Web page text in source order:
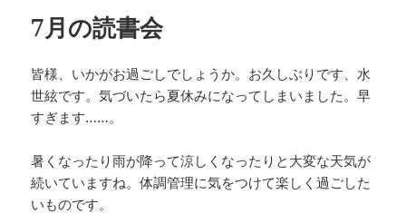
7月の読書会
皆様、いかがお過ごしでしょうか。お久しぶりです、水
世絃です。気づいたら夏休みになってしまいました。早
すぎます……。
暑くなったり雨が降って涼しくなったりと大変な天気が
続いていますね。体調管理に気をつけて楽しく過ごした
いものです。